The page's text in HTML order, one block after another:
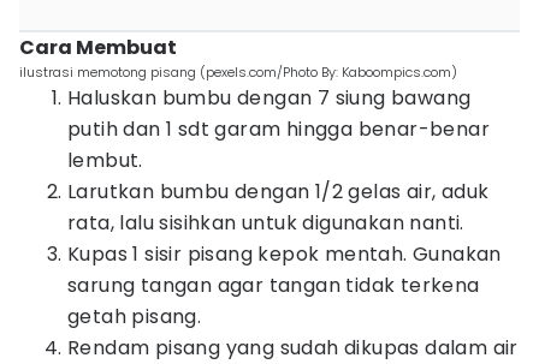
Cara Membuat
ilustrasi memotong pisang (pexels.com/Photo By: Kaboompics.com)
Haluskan bumbu dengan 7 siung bawang
putih dan 1 sdt garam hingga benar-benar
lembut.
Larutkan bumbu dengan 1/2 gelas air, aduk
rata, lalu sisihkan untuk digunakan nanti.
Kupas 1 sisir pisang kepok mentah. Gunakan
sarung tangan agar tangan tidak terkena
getah pisang.
Rendam pisang yang sudah dikupas dalam air